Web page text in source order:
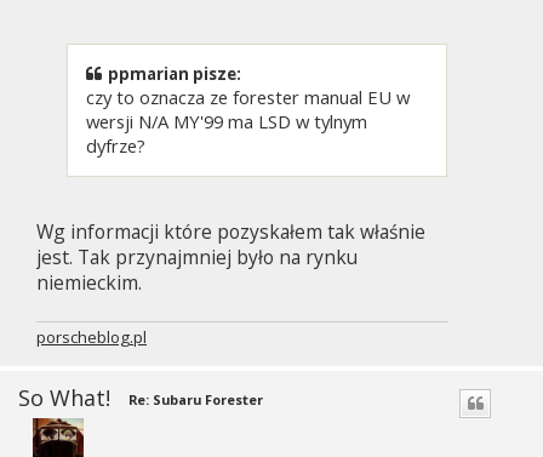
ppmarian pisze:
czy to oznacza ze forester manual EU w
wersji N/A MY'99 ma LSD w tylnym
dyfrze?
Wg informacji które pozyskałem tak właśnie
jest. Tak przynajmniej było na rynku
niemieckim.
porscheblog.pl
So What! Re: Subaru Forester